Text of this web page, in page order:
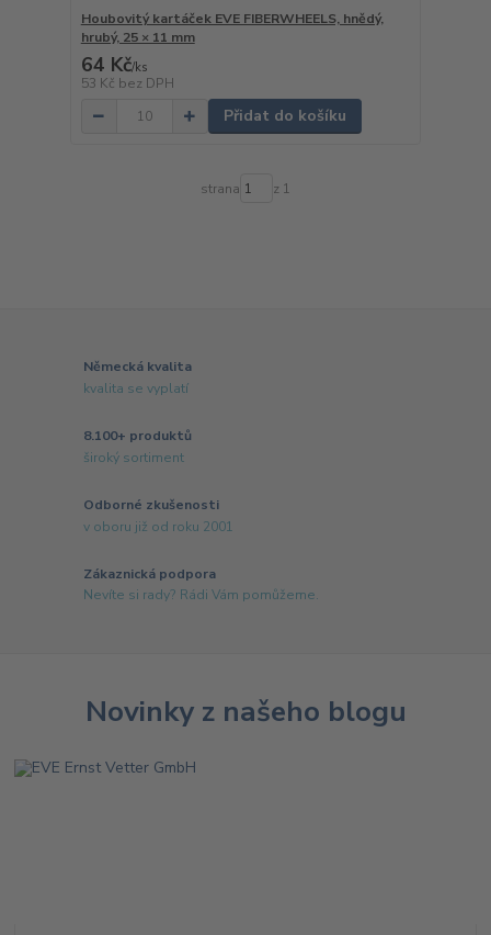
Houbovitý kartáček EVE FIBERWHEELS, hnědý,
hrubý, 25 × 11 mm
64 Kč/ks
53 Kč bez DPH
Přidat do košíku
strana z 1
Německá kvalita
kvalita se vyplatí
8.100+ produktů
široký sortiment
Odborné zkušenosti
v oboru již od roku 2001
Zákaznická podpora
Nevíte si rady? Rádi Vám pomůžeme.
Novinky z našeho blogu